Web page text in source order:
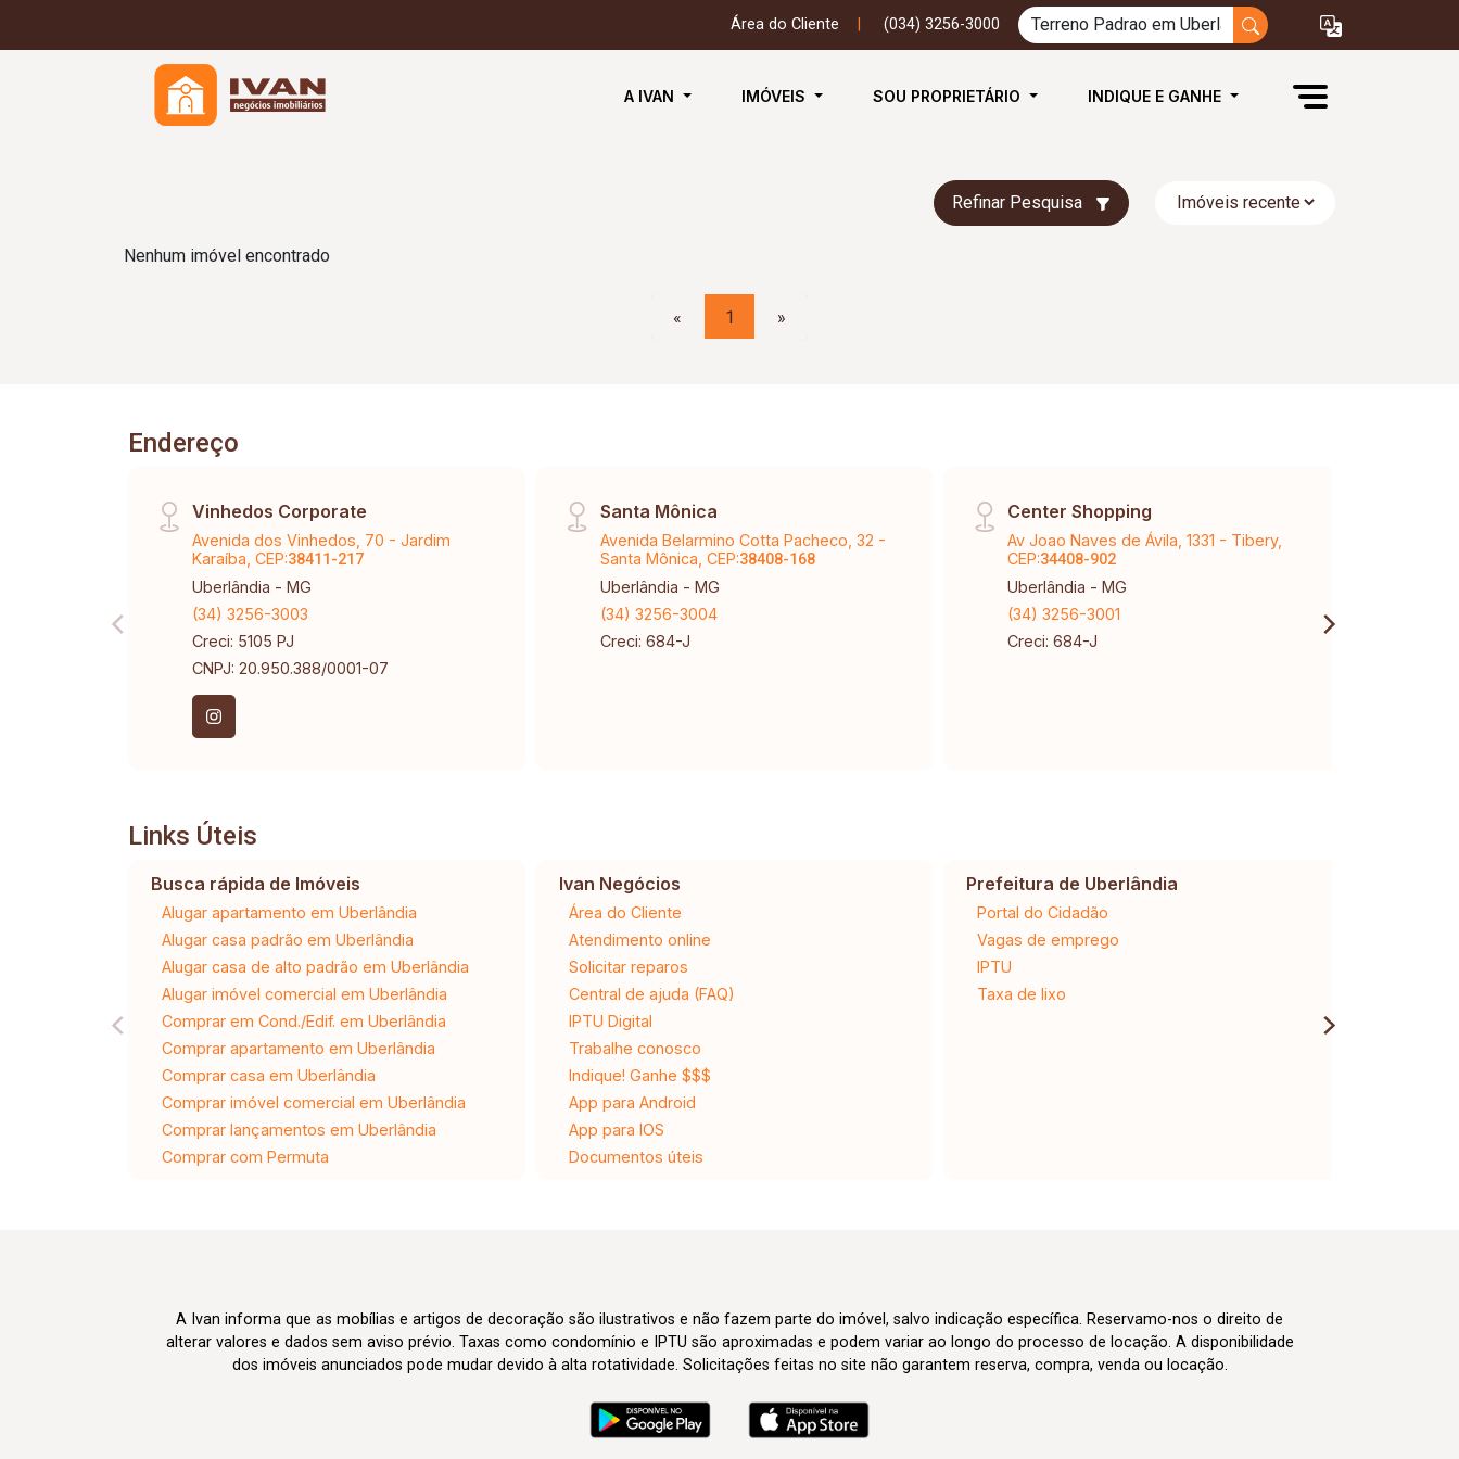
Área do Cliente (034) 3256-3000
A IVAN IMÓVEIS SOU PROPRIETÁRIO INDIQUE E GANHE
Refinar Pesquisa
Nenhum imóvel encontrado
« 1 »
Endereço
Vinhedos Corporate
Avenida dos Vinhedos, 70 - Jardim
Karaíba, CEP:38411-217
Uberlândia - MG
(34) 3256-3003
Creci: 5105 PJ
CNPJ: 20.950.388/0001-07
Santa Mônica
Avenida Belarmino Cotta Pacheco, 32 -
Santa Mônica, CEP:38408-168
Uberlândia - MG
(34) 3256-3004
Creci: 684-J
Center Shopping
Av Joao Naves de Ávila, 1331 - Tibery,
CEP:34408-902
Uberlândia - MG
(34) 3256-3001
Creci: 684-J
Links Úteis
Busca rápida de Imóveis
Alugar apartamento em Uberlândia
Alugar casa padrão em Uberlândia
Alugar casa de alto padrão em Uberlândia
Alugar imóvel comercial em Uberlândia
Comprar em Cond./Edif. em Uberlândia
Comprar apartamento em Uberlândia
Comprar casa em Uberlândia
Comprar imóvel comercial em Uberlândia
Comprar lançamentos em Uberlândia
Comprar com Permuta
Ivan Negócios
Área do Cliente
Atendimento online
Solicitar reparos
Central de ajuda (FAQ)
IPTU Digital
Trabalhe conosco
Indique! Ganhe $$$
App para Android
App para IOS
Documentos úteis
Prefeitura de Uberlândia
Portal do Cidadão
Vagas de emprego
IPTU
Taxa de lixo
A Ivan informa que as mobílias e artigos de decoração são ilustrativos e não fazem parte do imóvel, salvo indicação específica. Reservamo-nos o direito de
alterar valores e dados sem aviso prévio. Taxas como condomínio e IPTU são aproximadas e podem variar ao longo do processo de locação. A disponibilidade
dos imóveis anunciados pode mudar devido à alta rotatividade. Solicitações feitas no site não garantem reserva, compra, venda ou locação.